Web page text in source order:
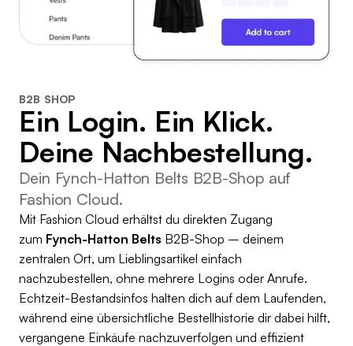
B2B SHOP
Ein Login. Ein Klick.
Deine Nachbestellung.
Dein Fynch-Hatton Belts B2B-Shop auf
Fashion Cloud.
Mit Fashion Cloud erhältst du direkten Zugang
zum Fynch-Hatton Belts B2B-Shop – deinem
zentralen Ort, um Lieblingsartikel einfach
nachzubestellen, ohne mehrere Logins oder Anrufe.
Echtzeit-Bestandsinfos halten dich auf dem Laufenden,
während eine übersichtliche Bestellhistorie dir dabei hilft,
vergangene Einkäufe nachzuverfolgen und effizient